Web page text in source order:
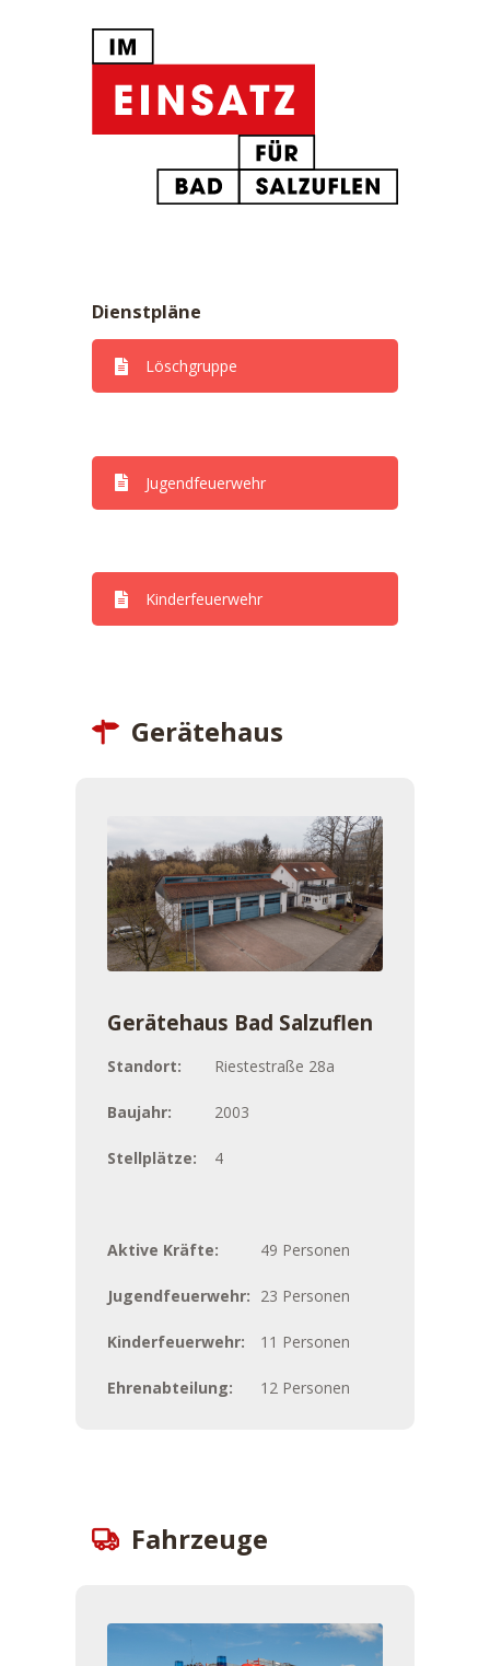
Dienstpläne
Löschgruppe
Jugendfeuerwehr
Kinderfeuerwehr
Gerätehaus
Gerätehaus Bad Salzuflen
Standort: Riestestraße 28a
Baujahr: 2003
Stellplätze: 4
Aktive Kräfte: 49 Personen
Jugendfeuerwehr: 23 Personen
Kinderfeuerwehr: 11 Personen
Ehrenabteilung: 12 Personen
Fahrzeuge